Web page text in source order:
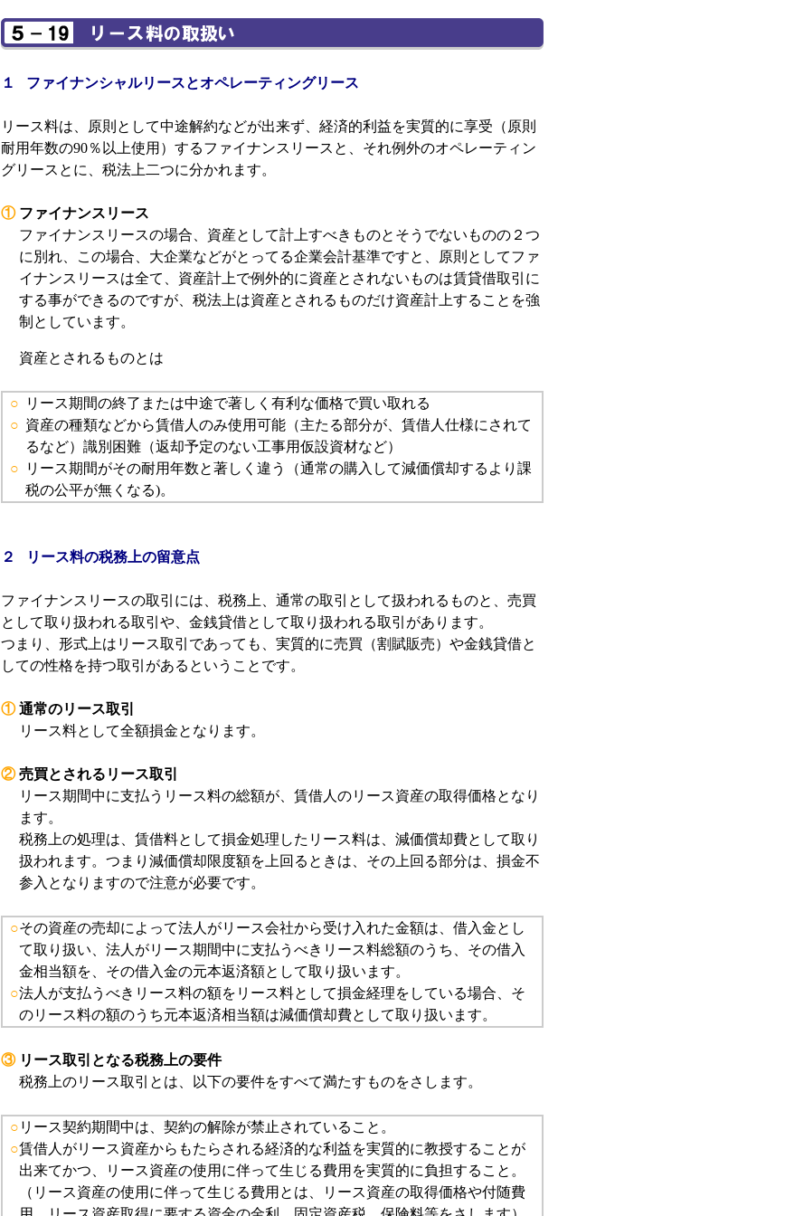
１ ファイナンシャルリースとオペレーティングリース
リース料は、原則として中途解約などが出来ず、経済的利益を実質的に享受（原則
耐用年数の90％以上使用）するファイナンスリースと、それ例外のオペレーティン
グリースとに、税法上二つに分かれます。
①ファイナンスリース
ファイナンスリースの場合、資産として計上すべきものとそうでないものの２つ
に別れ、この場合、大企業などがとってる企業会計基準ですと、原則としてファ
イナンスリースは全て、資産計上で例外的に資産とされないものは賃貸借取引に
する事ができるのですが、税法上は資産とされるものだけ資産計上することを強
制としています。
資産とされるものとは
○
リース期間の終了または中途で著しく有利な価格で買い取れる
○ 資産の種類などから賃借人のみ使用可能（主たる部分が、賃借人仕様にされて
るなど）識別困難（返却予定のない工事用仮設資材など）
○
リース期間がその耐用年数と著しく違う（通常の購入して減価償却するより課
税の公平が無くなる)。
２ リース料の税務上の留意点
ファイナンスリースの取引には、税務上、通常の取引として扱われるものと、売買
として取り扱われる取引や、金銭貸借として取り扱われる取引があります。
つまり、形式上はリース取引であっても、実質的に売買（割賦販売）や金銭貸借と
しての性格を持つ取引があるということです。
①通常のリース取引
リース料として全額損金となります。
②売買とされるリース取引
リース期間中に支払うリース料の総額が、賃借人のリース資産の取得価格となり
ます。
税務上の処理は、賃借料として損金処理したリース料は、減価償却費として取り
扱われます。つまり減価償却限度額を上回るときは、その上回る部分は、損金不
参入となりますので注意が必要です。
○その資産の売却によって法人がリース会社から受け入れた金額は、借入金とし
て取り扱い、法人がリース期間中に支払うべきリース料総額のうち、その借入
金相当額を、その借入金の元本返済額として取り扱います。
○法人が支払うべきリース料の額をリース料として損金経理をしている場合、そ
のリース料の額のうち元本返済相当額は減価償却費として取り扱います。
③リース取引となる税務上の要件
税務上のリース取引とは、以下の要件をすべて満たすものをさします。
○ リース契約期間中は、契約の解除が禁止されていること。
○賃借人がリース資産からもたらされる経済的な利益を実質的に教授することが
出来てかつ、リース資産の使用に伴って生じる費用を実質的に負担すること。
（リース資産の使用に伴って生じる費用とは、リース資産の取得価格や付随費